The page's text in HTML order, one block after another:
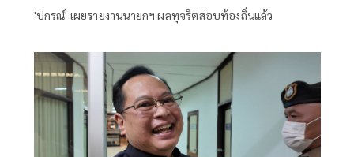
'ปกรณ์' เผยรายงานนายกฯ ผลทุจริตสอบท้องถิ่นแล้ว